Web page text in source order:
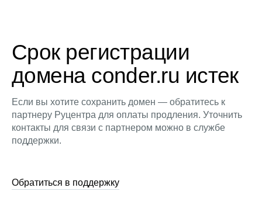
Срок регистрации
домена conder.ru истек
Если вы хотите сохранить домен — обратитесь к
партнеру Руцентра для оплаты продления. Уточнить
контакты для связи с партнером можно в службе
поддержки.
Обратиться в поддержку